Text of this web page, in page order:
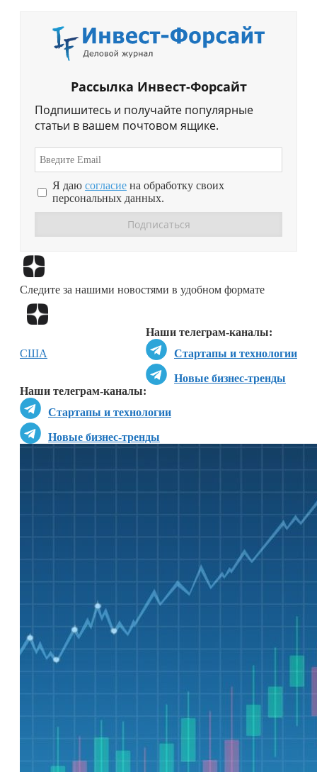
Рассылка Инвест-Форсайт
Подпишитесь и получайте популярные
статьи в вашем почтовом ящике.
Я даю согласие на обработку своих
персональных данных.
Следите за нашими новостями в удобном формате
Наши телеграм-каналы:
Стартапы и технологии
Новые бизнес-тренды
Наши телеграм-каналы:
Стартапы и технологии
Новые бизнес-тренды
США